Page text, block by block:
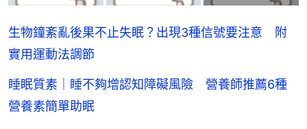
生物鐘紊亂後果不止失眠？出現3種信號要注意 附
實用運動法調節
睡眠質素｜睡不夠增認知障礙風險 營養師推薦6種
營養素簡單助眠